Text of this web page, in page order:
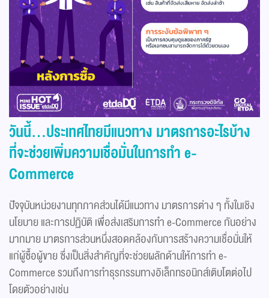
วันนี้...ประเทศไทยมีแนวทางมาตรการอะไรบ้าง
ที่จะช่วยเพิ่มความเชื่อมั่นในการทำe-
Commerce
ปัจจุบันหน่วยงานทุกภาคส่วนได้มีแนวทาง มาตรการต่าง ๆ ทั้งในเชิง
นโยบาย และการปฏิบัติ เพื่อส่งเสริมการทำ e-Commerce กันอย่าง
มากมาย มาตรการส่วนหนึ่งสอดคล้องกับการสร้างความเชื่อมั่นให้
แก่ผู้ซื้อผู้ขาย ซึ่งเป็นสิ่งสำคัญที่จะช่วยผลักด้านให้การทำ e-
Commerce รวมถึงการทำธุรกรรมทางอิเล็กทรอนิกส์เติบโตต่อไป
โดยตัวอย่างเช่น